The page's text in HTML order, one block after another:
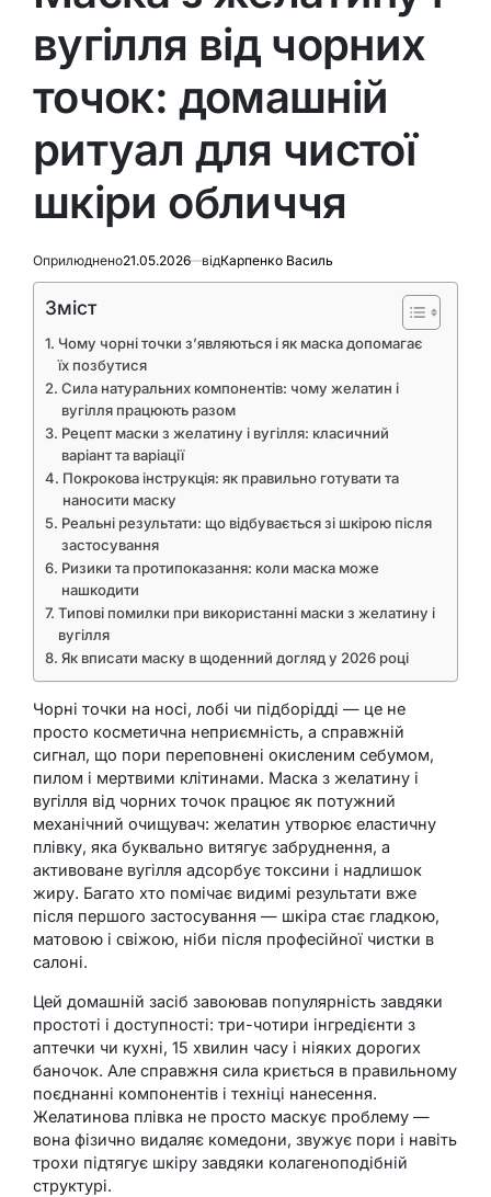
вугілля від чорних
точок: домашній
ритуал для чистої
шкіри обличчя
Оприлюднено21.05.2026 відКарпенко Василь
Зміст
Чому чорні точки з’являються і як маска допомагає
їх позбутися
Сила натуральних компонентів: чому желатин і
вугілля працюють разом
Рецепт маски з желатину і вугілля: класичний
варіант та варіації
Покрокова інструкція: як правильно готувати та
наносити маску
Реальні результати: що відбувається зі шкірою після
застосування
Ризики та протипоказання: коли маска може
нашкодити
Типові помилки при використанні маски з желатину і
вугілля
Як вписати маску в щоденний догляд у 2026 році
Чорні точки на носі, лобі чи підборідді — це не
просто косметична неприємність, а справжній
сигнал, що пори переповнені окисленим себумом,
пилом і мертвими клітинами. Маска з желатину і
вугілля від чорних точок працює як потужний
механічний очищувач: желатин утворює еластичну
плівку, яка буквально витягує забруднення, а
активоване вугілля адсорбує токсини і надлишок
жиру. Багато хто помічає видимі результати вже
після першого застосування — шкіра стає гладкою,
матовою і свіжою, ніби після професійної чистки в
салоні.
Цей домашній засіб завоював популярність завдяки
простоті і доступності: три-чотири інгредієнти з
аптечки чи кухні, 15 хвилин часу і ніяких дорогих
баночок. Але справжня сила криється в правильному
поєднанні компонентів і техніці нанесення.
Желатинова плівка не просто маскує проблему —
вона фізично видаляє комедони, звужує пори і навіть
трохи підтягує шкіру завдяки колагеноподібній
структурі.